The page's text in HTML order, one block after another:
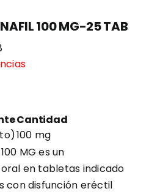
100 MG-25 TAB
Cantidad
100 mg
100 MG es un
en tabletas indicado
con disfunción eréctil